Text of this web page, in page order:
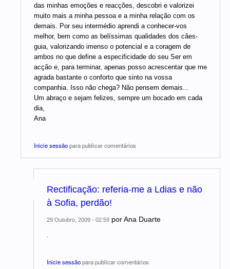
das minhas emoções e reacções, descobri e valorizei
muito mais a minha pessoa e a minha relação com os
demais. Por seu intermédio aprendi a conhecer-vos
melhor, bem como as belíssimas qualidades dos cães-
guia, valorizando imenso o potencial e a coragem de
ambos no que define a especificidade do seu Ser em
acção e, para terminar, apenas posso acrescentar que me
agrada bastante o conforto que sinto na vossa
companhia. Isso não chega? Não pensem demais...
Um abraço e sejam felizes, sempre um bocado em cada
dia,
Ana
Inicie sessãopara publicar comentários
Rectificação: referia-me a Ldias e não
à Sofia, perdão!
29 Outubro, 2009 - 02:59 porAna Duarte
.
Inicie sessãopara publicar comentários